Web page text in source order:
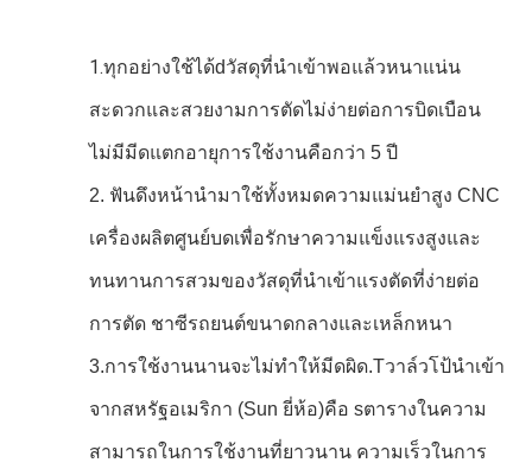
1.ทุกอย่างใช้ได้dวัสดุที่นําเข้าพอแล้วหนาแน่น
สะดวกและสวยงามการตัดไม่ง่ายต่อการบิดเบือน
ไม่มีมีดแตกอายุการใช้งานคือกว่า 5 ปี
2. ฟันดึงหน้านํามาใช้ทั้งหมดความแม่นยําสูง CNC
เครื่องผลิตศูนย์บดเพื่อรักษาความแข็งแรงสูงและ
ทนทานการสวมของวัสดุที่นําเข้าแรงตัดที่ง่ายต่อ
การตัด ชาซีรถยนต์ขนาดกลางและเหล็กหนา
3.การใช้งานนานจะไม่ทําให้มีดผิด.Tวาล์วโป้นําเข้า
จากสหรัฐอเมริกา (Sun ยี่ห้อ)คือ sตารางในความ
สามารถในการใช้งานที่ยาวนาน ความเร็วในการ